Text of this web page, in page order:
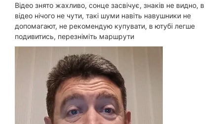
Відео знято жахливо, сонце засвічує, знаків не видно, в
відео нічого не чути, такі шуми навіть навушники не
допомагают, не рекомендую купувати, в ютубі легше
подивитись, перезніміть маршрути